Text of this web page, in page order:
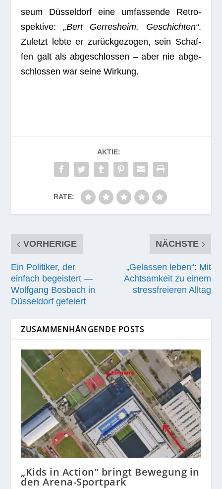
seum Düs­sel­dorf eine umfas­sende Retro­
spek­tive: „Bert Ger­res­heim. Geschich­ten“.
Zuletzt lebte er zurück­ge­zo­gen, sein Schaf­
fen galt als abge­schlos­sen – aber nie abge­
schlos­sen war seine Wirkung.
AKTIE:
RATE:
VORHERIGE
Ein Politiker, der
einfach begeistert —
Wolfgang Bosbach in
Düsseldorf gefeiert
NÄCHSTE
„Gelassen leben“: Mit
Achtsamkeit zu einem
stressfreieren Alltag
ZUSAMMENHÄNGENDE POSTS
„Kids in Action“ bringt Bewegung in
den Arena-Sportpark